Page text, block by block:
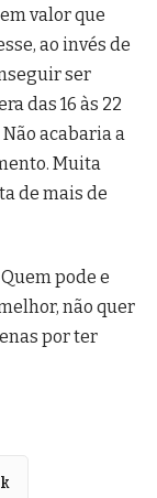
valor que
ao invés de
ser
das 16 às 22
acabaria a
Muita
de mais de
pode e
não quer
por ter